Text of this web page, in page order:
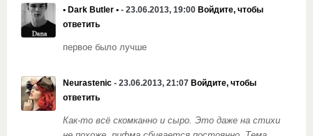
• Dark Butler • - 23.06.2013, 19:00 Войдите, чтобы
ответить
первое было лучше
Neurastenic - 23.06.2013, 21:07 Войдите, чтобы
ответить
Как-то всё скомканно и сыро. Это даже на стихи